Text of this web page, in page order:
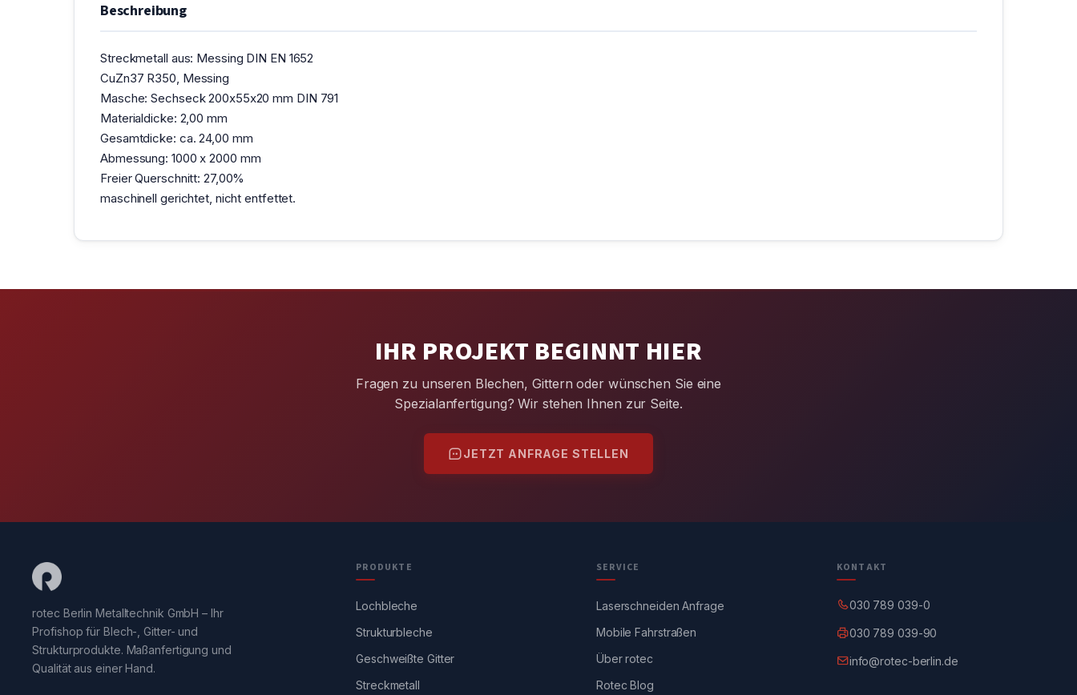
Beschreibung
Streckmetall aus: Messing DIN EN 1652
CuZn37 R350, Messing
Masche: Sechseck 200x55x20 mm DIN 791
Materialdicke: 2,00 mm
Gesamtdicke: ca. 24,00 mm
Abmessung: 1000 x 2000 mm
Freier Querschnitt: 27,00%
maschinell gerichtet, nicht entfettet.
IHR PROJEKT BEGINNT HIER
Fragen zu unseren Blechen, Gittern oder wünschen Sie eine
Spezialanfertigung? Wir stehen Ihnen zur Seite.
JETZT ANFRAGE STELLEN
rotec Berlin Metalltechnik GmbH – Ihr
Profishop für Blech-, Gitter- und
Strukturprodukte. Maßanfertigung und
Qualität aus einer Hand.
PRODUKTE
Lochbleche
Strukturbleche
Geschweißte Gitter
Streckmetall
SERVICE
Laserschneiden Anfrage
Mobile Fahrstraßen
Über rotec
Rotec Blog
KONTAKT
030 789 039-0
030 789 039-90
info@rotec-berlin.de